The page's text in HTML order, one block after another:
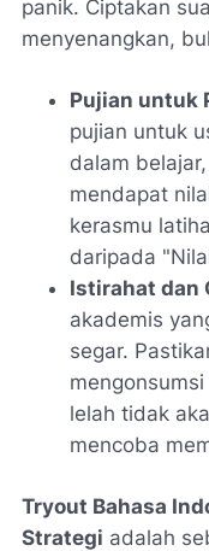
panik. Ciptakan
menyenangkan,
Pujian untuk
pujian untuk
dalam
mendapat
kerasmu
daripada
Istirahat dan
akademis
segar.
lelah tidak
mencoba
Tryout Bahasa
Strategi adalah